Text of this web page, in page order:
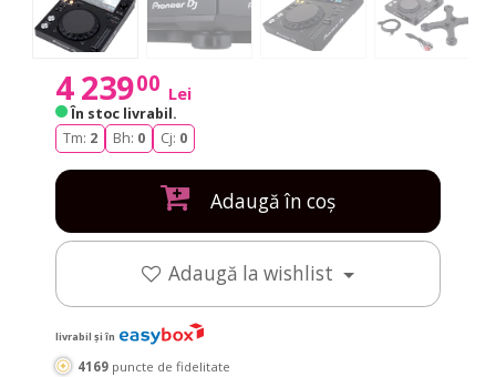
4 23900 Lei
În stoc livrabil.
Tm: 2 Bh: 0 Cj: 0
Adaugă în coș
Adaugă la wishlist
livrabil și în
4169 puncte de fidelitate